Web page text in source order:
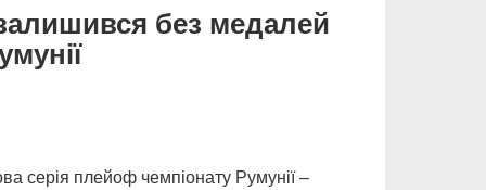
без медалей
серія плейоф чемпіонату Румунії –